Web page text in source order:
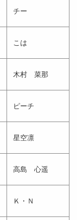
チー
こは
木村 菜那
ピーチ
星空凛
高島 心遥
Ｋ・Ｎ